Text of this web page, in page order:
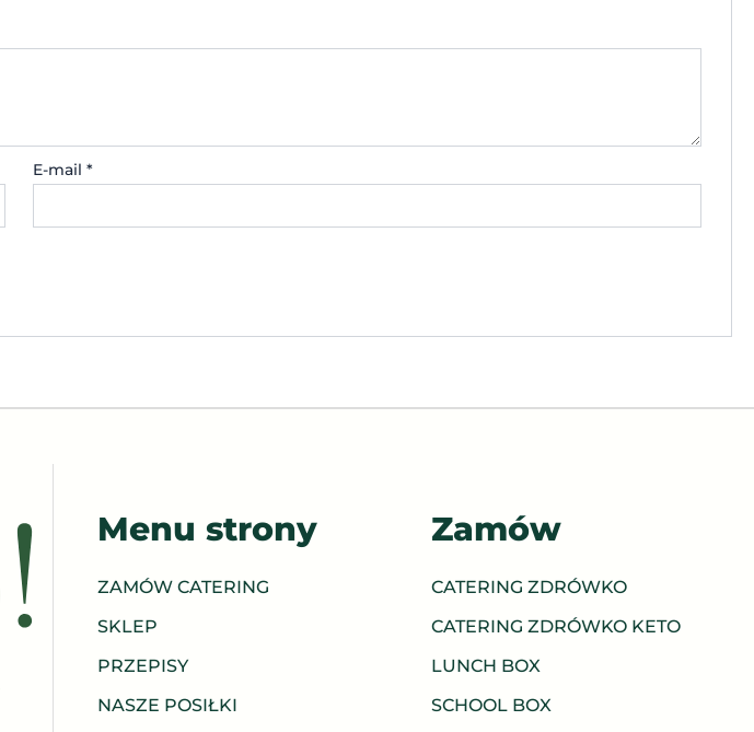
E-mail *
Menu strony
ZAMÓW CATERING
SKLEP
PRZEPISY
NASZE POSIŁKI
Zamów
CATERING ZDRÓWKO
CATERING ZDRÓWKO KETO
LUNCH BOX
SCHOOL BOX